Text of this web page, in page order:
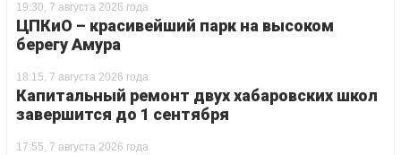
19:30, 7 августа 2026 года
ЦПКиО – красивейший парк на высоком
берегу Амура
18:15, 7 августа 2026 года
Капитальный ремонт двух хабаровских школ
завершится до 1 сентября
17:55, 7 августа 2026 года